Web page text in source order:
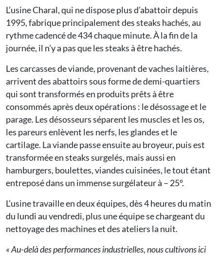
L’usine Charal, qui ne dispose plus d’abattoir depuis
1995, fabrique principalement des steaks hachés, au
rythme cadencé de 434 chaque minute. À la fin de la
journée, il n’y a pas que les steaks à être hachés.
Les carcasses de viande, provenant de vaches laitières,
arrivent des abattoirs sous forme de demi-quartiers
qui sont transformés en produits prêts à être
consommés après deux opérations : le désossage et le
parage. Les désosseurs séparent les muscles et les os,
les pareurs enlèvent les nerfs, les glandes et le
cartilage. La viande passe ensuite au broyeur, puis est
transformée en steaks surgelés, mais aussi en
hamburgers, boulettes, viandes cuisinées, le tout étant
entreposé dans un immense surgélateur à – 25°.
L’usine travaille en deux équipes, dès 4 heures du matin
du lundi au vendredi, plus une équipe se chargeant du
nettoyage des machines et des ateliers la nuit.
« Au-delà des performances industrielles, nous cultivons ici